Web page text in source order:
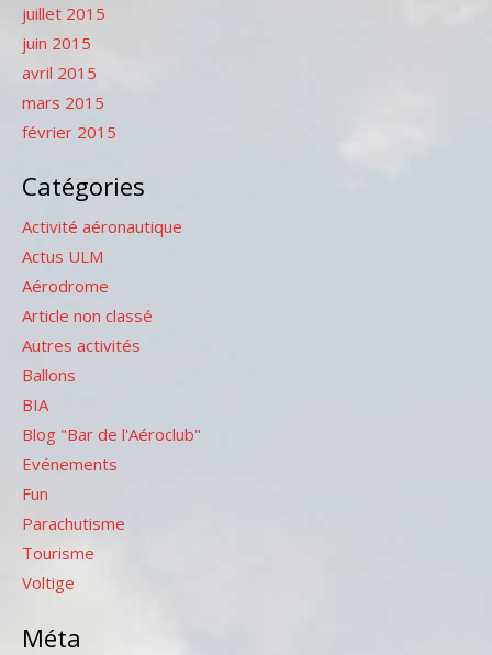
juillet 2015
juin 2015
avril 2015
mars 2015
février 2015
Catégories
Activité aéronautique
Actus ULM
Aérodrome
Article non classé
Autres activités
Ballons
BIA
Blog "Bar de l'Aéroclub"
Evénements
Fun
Parachutisme
Tourisme
Voltige
Méta